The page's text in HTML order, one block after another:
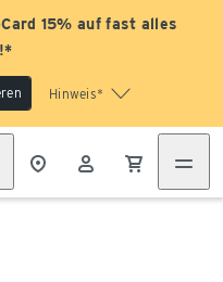
15% auf fast alles
Hinweis*